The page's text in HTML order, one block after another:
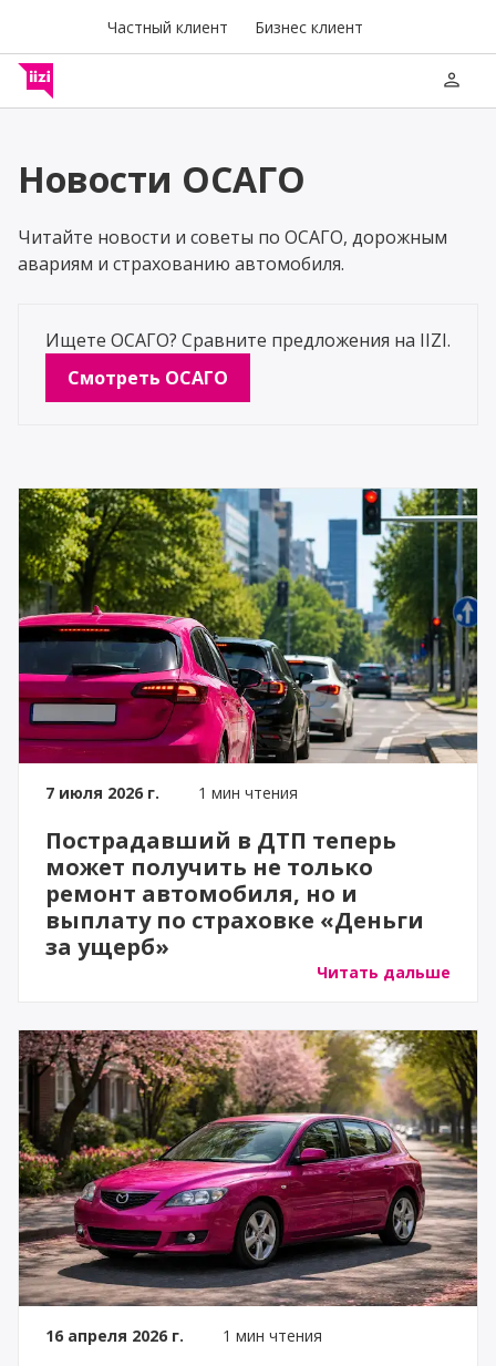
Частный клиент Бизнес клиент
person
Новости ОСАГО
Читайте новости и советы по ОСАГО, дорожным
авариям и страхованию автомобиля.
Ищете ОСАГО? Сравните предложения на IIZI.
Смотреть ОСАГО
7 июля 2026 г. 1 мин чтения
Пострадавший в ДТП теперь
может получить не только
ремонт автомобиля, но и
выплату по страховке «Деньги
за ущерб»
Читать дальше
16 апреля 2026 г. 1 мин чтения